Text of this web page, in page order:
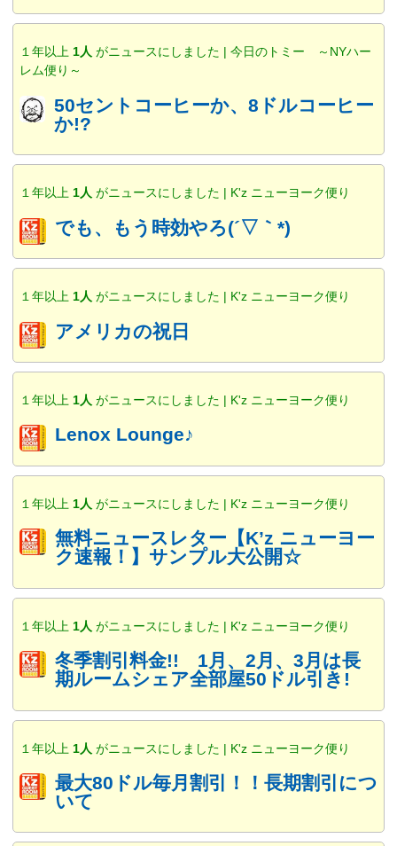
１年以上 1人 がニュースにしました | 今日のトミー ～NYハー
レム便り～
50セントコーヒーか、8ドルコーヒー
か!?
１年以上 1人 がニュースにしました | K'z ニューヨーク便り
でも、もう時効やろ(´▽｀*)
１年以上 1人 がニュースにしました | K'z ニューヨーク便り
アメリカの祝日
１年以上 1人 がニュースにしました | K'z ニューヨーク便り
Lenox Lounge♪
１年以上 1人 がニュースにしました | K'z ニューヨーク便り
無料ニュースレター【K’z ニューヨー
ク速報！】サンプル大公開☆
１年以上 1人 がニュースにしました | K'z ニューヨーク便り
冬季割引料金!! 1月、2月、3月は長
期ルームシェア全部屋50ドル引き!
１年以上 1人 がニュースにしました | K'z ニューヨーク便り
最大80ドル毎月割引！！長期割引につ
いて